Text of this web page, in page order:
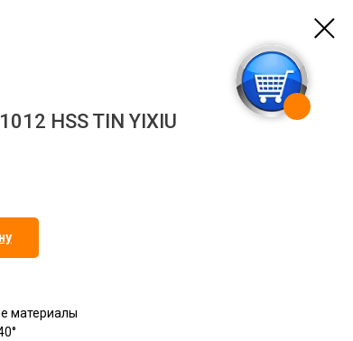
HSS TIN YIXIU
материалы